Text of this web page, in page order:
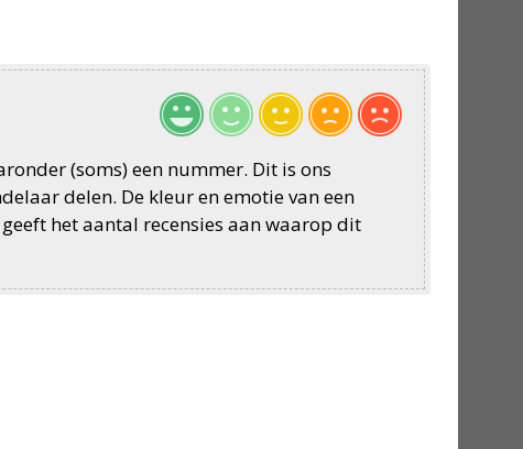
(soms) een nummer. Dit is ons
delen. De kleur en emotie van een
het aantal recensies aan waarop dit